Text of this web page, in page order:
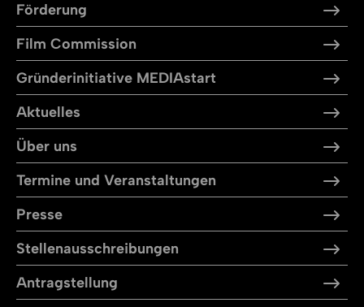
Förderung
Film Commission
Gründerinitiative MEDIAstart
Aktuelles
Über uns
Termine und Veranstaltungen
Presse
Stellen­aus­schreibungen
Antragstellung